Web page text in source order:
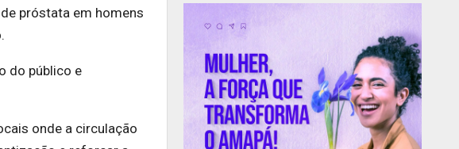
próstata em homens
do público e
onde a circulação